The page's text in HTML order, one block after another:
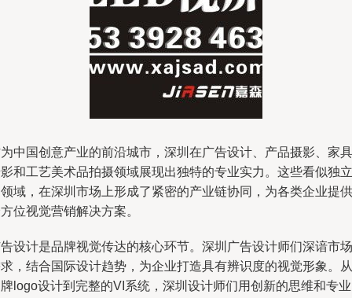
中国创意产业的前沿城市，深圳在广告设计、产品摄影、家具
和工艺美术品拍摄领域展现出独特的专业实力。这些看似独立
域，在深圳市场上形成了紧密的产业链协同，为各类企业提供
位视觉营销解决方案。
设计是品牌视觉传达的核心环节。深圳广告设计师们深谙市场
，结合国际设计趋势，为企业打造具有辨识度的视觉形象。从
logo设计到完整的VI系统，深圳设计师们用创新的思维和专